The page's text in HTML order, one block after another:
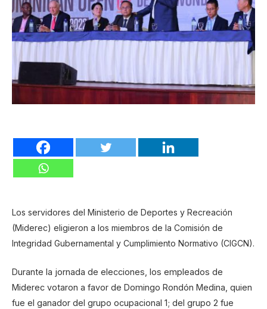
Los servidores del Ministerio de Deportes y Recreación
(Miderec) eligieron a los miembros de la Comisión de
Integridad Gubernamental y Cumplimiento Normativo (CIGCN).
Durante la jornada de elecciones, los empleados de
Miderec votaron a favor de Domingo Rondón Medina, quien
fue el ganador del grupo ocupacional 1; del grupo 2 fue